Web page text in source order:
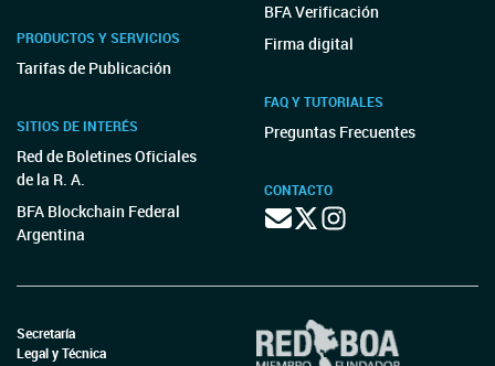
PRODUCTOS Y SERVICIOS
Tarifas de Publicación
SITIOS DE INTERÉS
Red de Boletines Oficiales
de la R. A.
BFA Blockchain Federal
Argentina
BFA Verificación
Firma digital
FAQ Y TUTORIALES
Preguntas Frecuentes
CONTACTO
Secretaría
Legal y Técnica